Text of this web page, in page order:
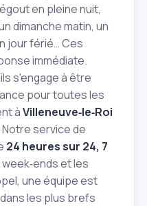
en pleine nuit,
dimanche matin, un
jour férié… Ces
immédiate.
s'engage à être
pour toutes les
àVilleneuve‑le‑Roi
service de
24 heures sur 24, 7
et les
une équipe est
les plus brefs